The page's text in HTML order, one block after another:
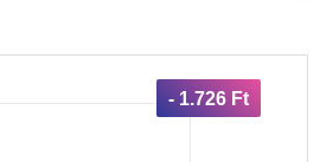
- 1.726 Ft